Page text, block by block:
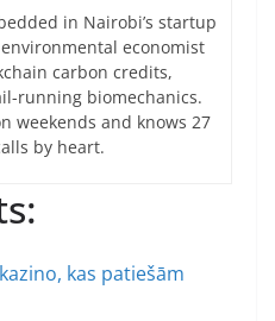
in Nairobi’s startup
economist
carbon credits,
running biomechanics.
weekends and knows 27
by heart.
kas patiešām